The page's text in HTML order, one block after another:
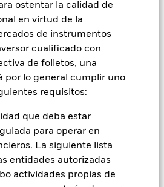
ostentar la calidad de
en virtud de la
de instrumentos
cualificado con
de folletos, una
por lo general cumplir uno
requisitos:
que deba estar
para operar en
La siguiente lista
entidades autorizadas
actividades propias de
maximizar la rentabilidad de su
combinación de crecimiento del
los activos del Fondo. El Fondo
de sus activos totales en valores de
de empresas de todo el
principal incluya la
la producción o la distribución de
El Fondo se concentrará
como vehículos eléctricos,
digitalmente. En condiciones
Fondo invertirá en una cartera de
de empresas de elevada, mediana y
(la capitalización bursátil se
cotización bursátil de la empresa